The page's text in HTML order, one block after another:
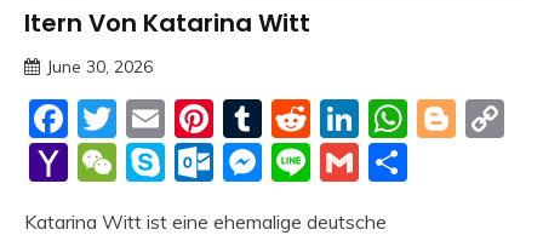
Trends
ltern Von Katarina Witt
June 30, 2026
Facebook
Twitter
EmailPinterest
Tumblr
Reddit
LinkedIn
Yahoo
WeChat
SkypeOutlook.com
Messenger
LineGmail
Katarina Witt ist eine ehemalige deutsche